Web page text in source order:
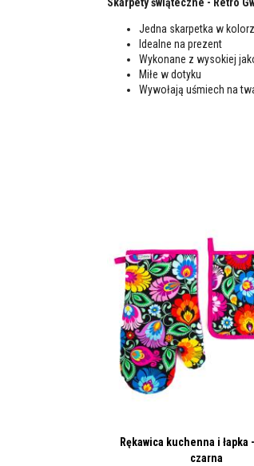
Jedna skarpetka w
Idealne na prezent
Wykonane z wysokiej
Miłe w dotyku
Wywołają uśmiech na
Rękawica kuchenna i łapka
czarna